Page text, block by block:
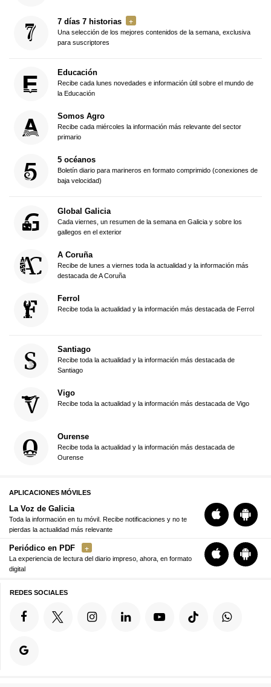
7 días 7 historias
Una selección de los mejores contenidos de la semana, exclusiva
para suscriptores
Educación
Recibe cada lunes novedades e información útil sobre el mundo de
la Educación
Somos Agro
Recibe cada miércoles la información más relevante del sector
primario
5 océanos
Boletín diario para marineros en formato comprimido (conexiones de
baja velocidad)
Global Galicia
Cada viernes, un resumen de la semana en Galicia y sobre los
gallegos en el exterior
A Coruña
Recibe de lunes a viernes toda la actualidad y la información más
destacada de A Coruña
Ferrol
Recibe toda la actualidad y la información más destacada de Ferrol
Santiago
Recibe toda la actualidad y la información más destacada de
Santiago
Vigo
Recibe toda la actualidad y la información más destacada de Vigo
Ourense
Recibe toda la actualidad y la información más destacada de
Ourense
APLICACIONES MÓVILES
La Voz de Galicia
Toda la información en tu móvil. Recibe notificaciones y no te
pierdas la actualidad más relevante
Periódico en PDF
La experiencia de lectura del diario impreso, ahora, en formato
digital
REDES SOCIALES